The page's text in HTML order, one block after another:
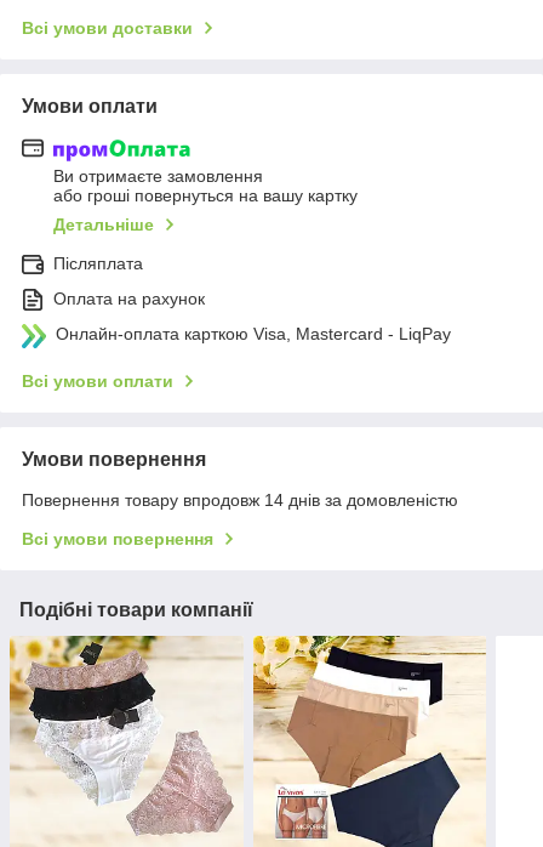
Всі умови доставки
Умови оплати
Ви отримаєте замовлення
або гроші повернуться на вашу картку
Детальніше
Післяплата
Оплата на рахунок
Онлайн-оплата карткою Visa, Mastercard - LiqPay
Всі умови оплати
Умови повернення
Повернення товару впродовж 14 днів за домовленістю
Всі умови повернення
Подібні товари компанії